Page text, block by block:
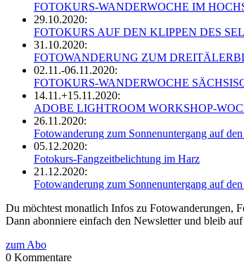
FOTOKURS-WANDERWOCHE IM
29.10.2020:
FOTOKURS AUF DEN KLIPPEN DES
31.10.2020:
FOTOWANDERUNG ZUM
02.11.-06.11.2020:
FOTOKURS-WANDERWOCHE
14.11.+15.11.2020:
ADOBE LIGHTROOM WORKSHOP-
26.11.2020:
Fotowanderung zum Sonnenuntergang auf
05.12.2020:
Fotokurs-Fangzeitbelichtung im Harz
21.12.2020:
Fotowanderung zum Sonnenuntergang auf
Du möchtest monatlich Infos zu Fotowanderungen,
Dann abonniere einfach den Newsletter und bleib
zum Abo
0 Kommentare